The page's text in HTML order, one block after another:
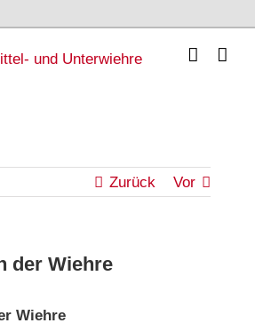
Zurück Vor
der Wiehre
Wiehre